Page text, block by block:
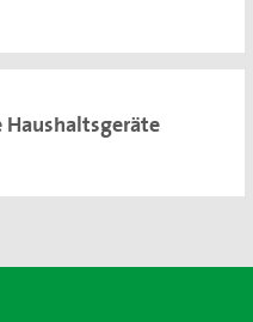
Haushaltsgeräte